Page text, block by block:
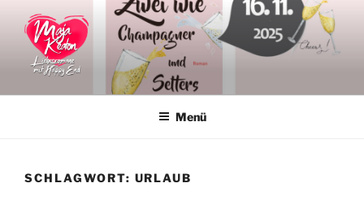
Inhalt
springen
MAJA KEATON
Menü
SCHLAGWORT: URLAUB